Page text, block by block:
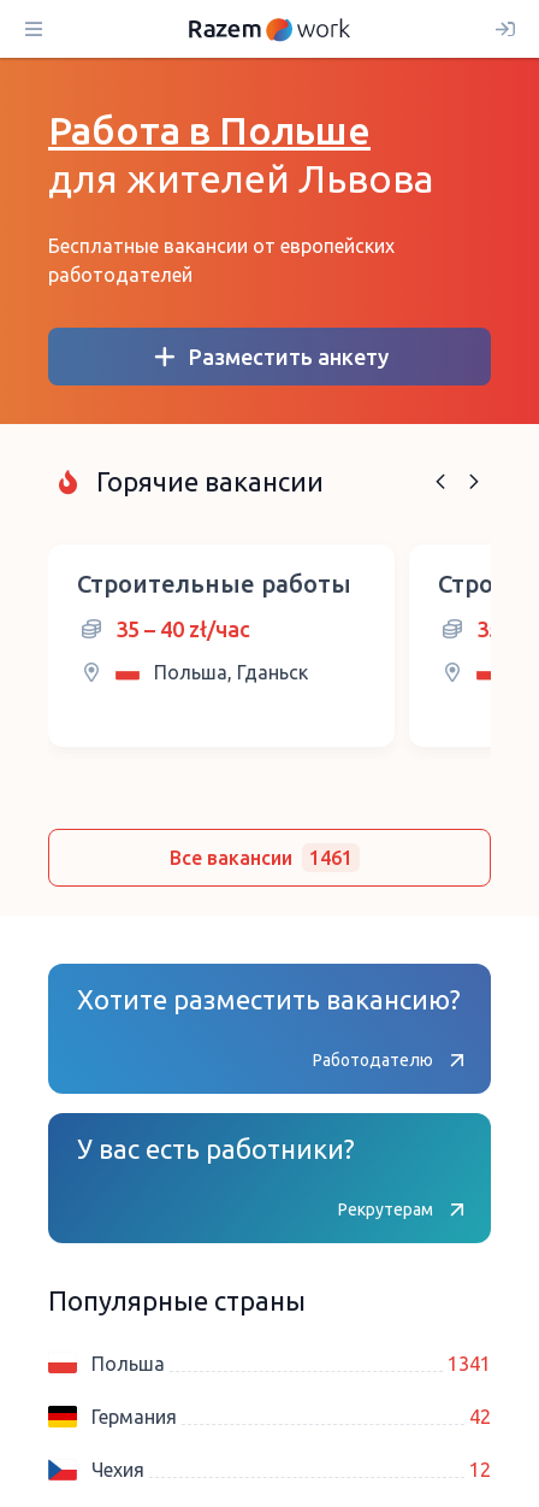
Работа в Польше
для жителей Львова
Бесплатные вакансии от европейских
работодателей
Разместить анкету
Горячие вакансии
Строительные работы
35 – 40 zł/час
Польша, Гданьск
35 –
Все вакансии 1461
Хотите разместить вакансию?
Работодателю
У вас есть работники?
Рекрутерам
Популярные страны
Польша 1341
Германия 42
Чехия 12